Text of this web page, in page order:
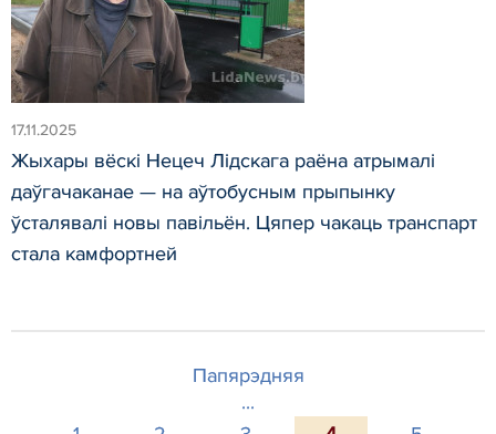
17.11.2025
Жыхары вёскі Нецеч Лідскага раёна атрымалі
даўгачаканае — на аўтобусным прыпынку
ўсталявалі новы павільён. Цяпер чакаць транспарт
стала камфортней
Папярэдняя
...